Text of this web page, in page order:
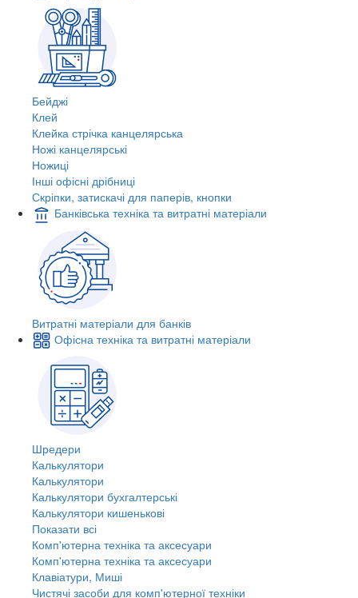
Бейджі
Клей
Клейка стрічка канцелярська
Ножі канцелярські
Ножиці
Інші офісні дрібниці
Скріпки, затискачі для паперів, кнопки
Банківська техніка та витратні матеріали
Витратні матеріали для банків
Офісна техніка та витратні матеріали
Шредери
Калькулятори
Калькулятори
Калькулятори бухгалтерські
Калькулятори кишенькові
Показати всі
Комп'ютерна техніка та аксесуари
Комп'ютерна техніка та аксесуари
Клавіатури, Миші
Чистячі засоби для комп'ютерної техніки